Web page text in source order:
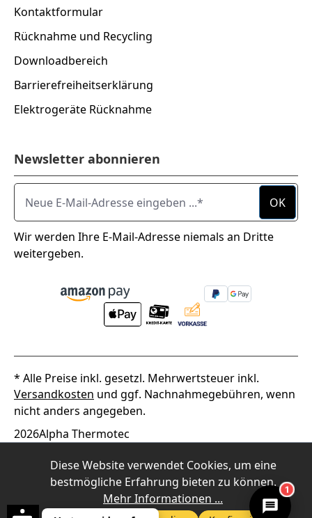
Kontaktformular
Rücknahme und Recycling
Downloadbereich
Barrierefreiheitserklärung
Elektrogeräte Rücknahme
Newsletter abonnieren
Neue E-Mail-Adresse eingeben ...
OK
Wir werden Ihre E-Mail-Adresse niemals an Dritte
weitergeben.
* Alle Preise inkl. gesetzl. Mehrwertsteuer inkl.
Versandkosten und ggf. Nachnahmegebühren, wenn
nicht anders angegeben.
2026Alpha Thermotec
Diese Website verwendet Cookies, um eine
bestmögliche Erfahrung bieten zu können.
Mehr Informationen ...
1